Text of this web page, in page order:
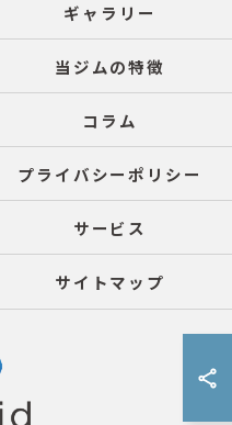
ギャラリー
当ジムの特徴
コラム
プライバシーポリシー
サービス
サイトマップ